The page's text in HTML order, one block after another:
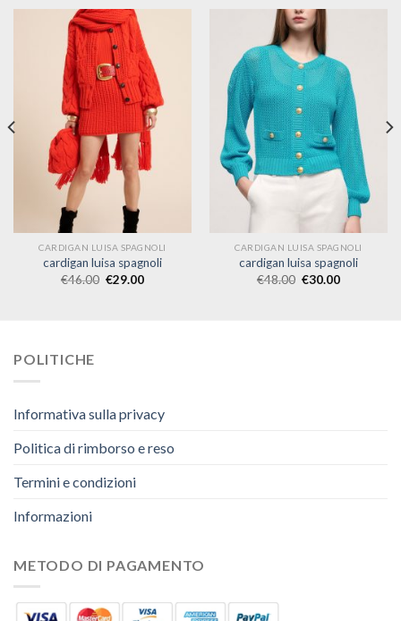
CARDIGAN LUISA SPAGNOLI
cardigan luisa spagnoli
€46.00 €29.00
CARDIGAN LUISA SPAGNOLI
cardigan luisa spagnoli
€48.00 €30.00
POLITICHE
Informativa sulla privacy
Politica di rimborso e reso
Termini e condizioni
Informazioni
METODO DI PAGAMENTO